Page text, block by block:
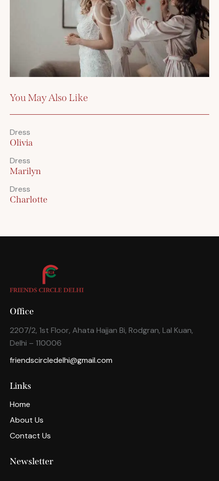
You May Also Like
Dress
Olivia
Dress
Marilyn
Dress
Charlotte
Office
2207/2, 1st Floor, Ahata Hajjan Bi, Rodgran, Lal Kuan,
Delhi – 110006
friendscircledelhi@gmail.com
Links
Home
About Us
Contact Us
Newsletter